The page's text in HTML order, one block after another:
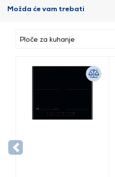
Možda će vam trebati
Ploče za kuhanje